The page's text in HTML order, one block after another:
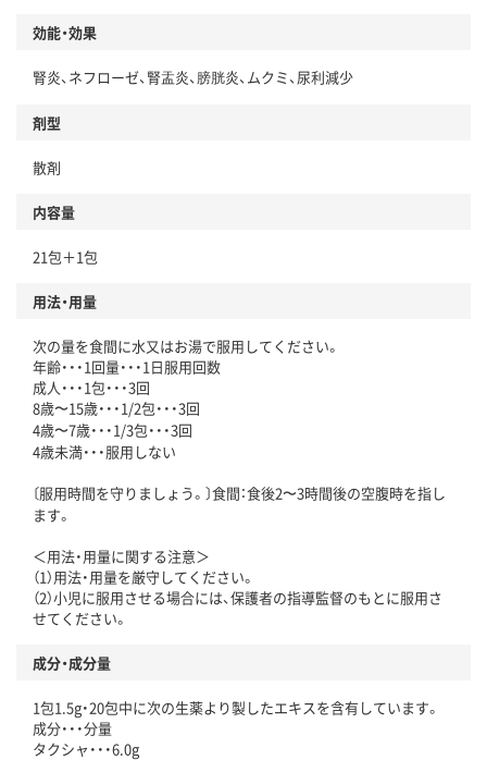
効能・効果
腎炎、ネフローゼ、腎盂炎、膀胱炎、ムクミ、尿利減少
剤型
散剤
内容量
21包＋1包
用法・用量
次の量を食間に水又はお湯で服用してください。
年齢・・・1回量・・・1日服用回数
成人・・・1包・・・3回
8歳〜15歳・・・1/2包・・・3回
4歳〜7歳・・・1/3包・・・3回
4歳未満・・・服用しない
〔服用時間を守りましょう。〕食間：食後2〜3時間後の空腹時を指し
ます。
＜用法・用量に関する注意＞
（1）用法・用量を厳守してください。
（2）小児に服用させる場合には、保護者の指導監督のもとに服用さ
せてください。
成分・成分量
1包1.5g・20包中に次の生薬より製したエキスを含有しています。
成分・・・分量
タクシャ・・・6.0g